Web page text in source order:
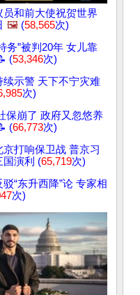
员和前大使祝贺世界
🖼️ (58,565次)
务”被判20年 女儿靠
(53,346次)
续示警 天下不宁灾难
次)
保崩了 政府又忽悠养
(66,773次)
京打响保卫战 普京习
国演利 (65,719次)
驳“东升西降”论 专家相
次)